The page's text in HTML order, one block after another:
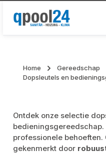
Ga naar de hoofdinhoud
Home Gereedschap
Dopsleutels en
Ontdek onze selectie
professionele
gekenmerkt door